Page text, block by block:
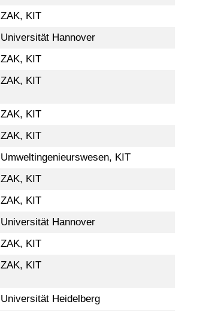
ZAK, KIT
Universität Hannover
ZAK, KIT
ZAK, KIT
ZAK, KIT
ZAK, KIT
Umweltingenieurswesen, KIT
ZAK, KIT
ZAK, KIT
Universität Hannover
ZAK, KIT
ZAK, KIT
Universität Heidelberg